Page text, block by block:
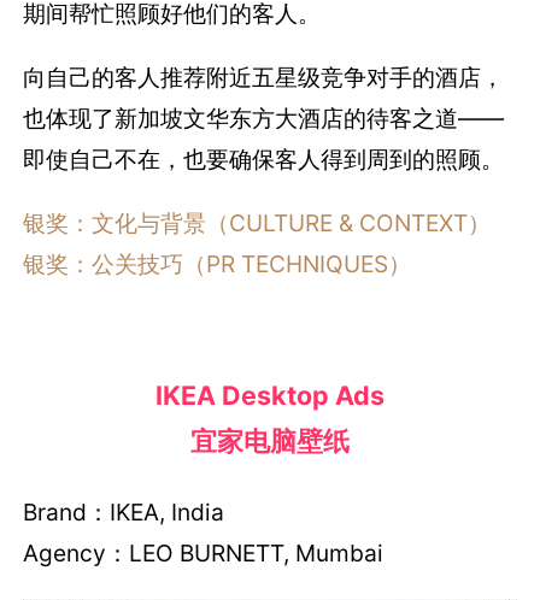
期间帮忙照顾好他们的客人。
向自己的客人推荐附近五星级竞争对手的酒店，
也体现了新加坡文华东方大酒店的待客之道——
即使自己不在，也要确保客人得到周到的照顾。
银奖：文化与背景（CULTURE & CONTEXT）
银奖：公关技巧（PR TECHNIQUES）
IKEA Desktop Ads
宜家电脑壁纸
Brand：IKEA, India
Agency：LEO BURNETT, Mumbai